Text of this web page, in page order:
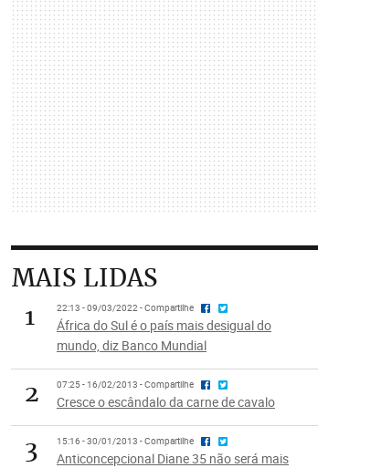
MAIS LIDAS
1
22:13 - 09/03/2022 - Compartilhe
África do Sul é o país mais desigual do
mundo, diz Banco Mundial
2 07:25 - 16/02/2013 - Compartilhe
Cresce o escândalo da carne de cavalo
3 15:16 - 30/01/2013 - Compartilhe
Anticoncepcional Diane 35 não será mais